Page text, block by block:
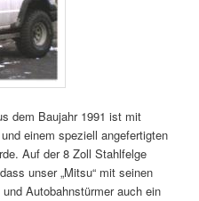
dem Baujahr 1991 ist mit
einem speziell angefertigten
Auf der 8 Zoll Stahlfelge
unser „Mitsu“ mit seinen
Autobahnstürmer auch ein